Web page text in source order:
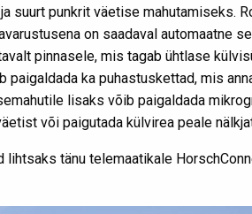
suurt punkrit väetise mahutamiseks.
on saadaval automaatne
pinnasele, mis tagab ühtlase
ka puhastuskettad, mis
lisaks võib paigaldada
või paigutada külvirea peale
lihtsaks tänu telemaatikale